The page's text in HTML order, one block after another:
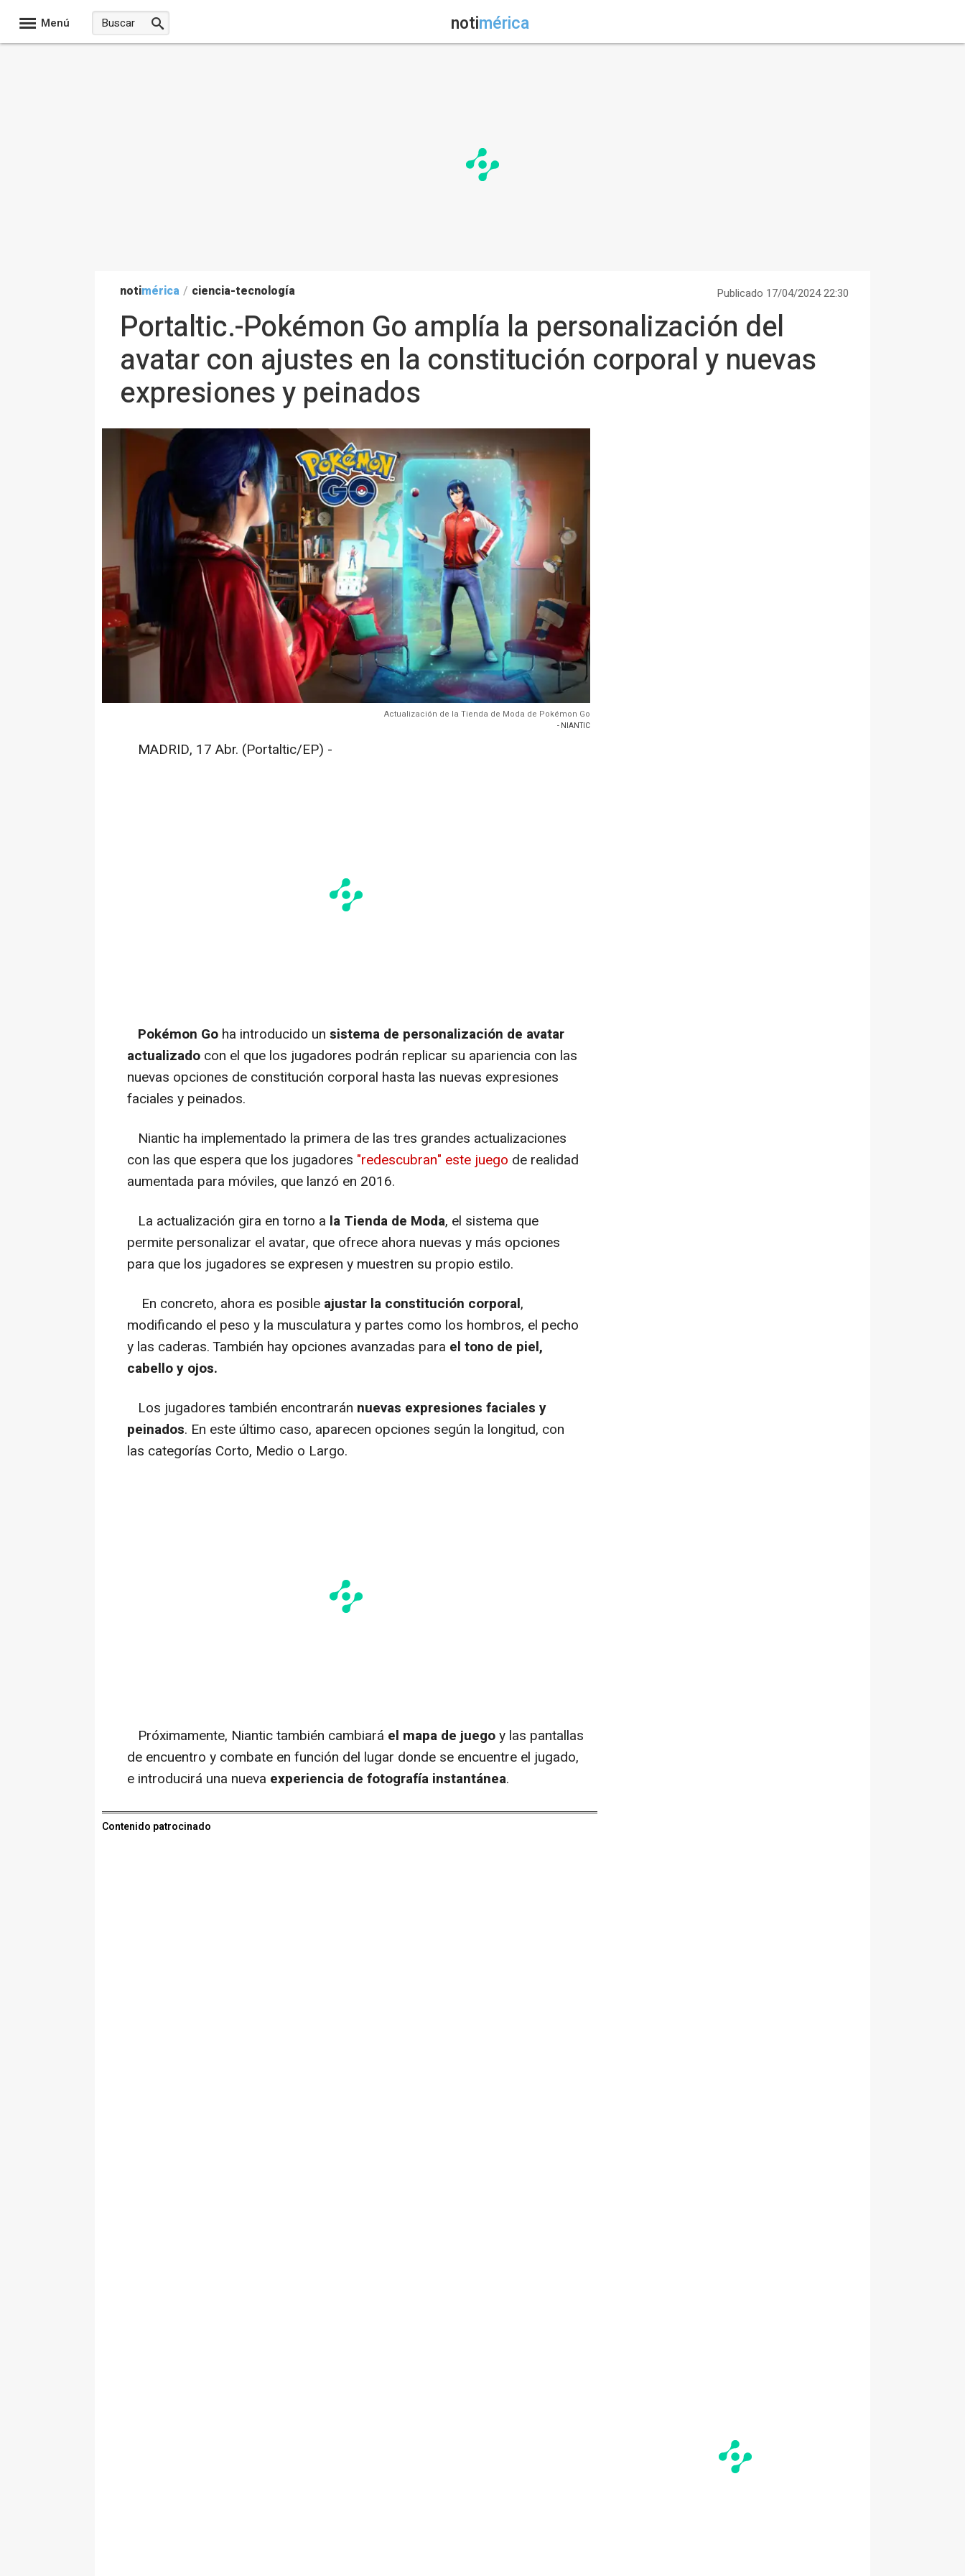
Menú notimérica
notimérica / ciencia-tecnología Publicado 17/04/2024 22:30
Portaltic.-Pokémon Go amplía la personalización del
avatar con ajustes en la constitución corporal y nuevas
expresiones y peinados
Actualización de la Tienda de Moda de Pokémon Go
- NIANTIC
MADRID, 17 Abr. (Portaltic/EP) -
Pokémon Go ha introducido un sistema de personalización de avatar
actualizado con el que los jugadores podrán replicar su apariencia con las
nuevas opciones de constitución corporal hasta las nuevas expresiones
faciales y peinados.
Niantic ha implementado la primera de las tres grandes actualizaciones
con las que espera que los jugadores "redescubran" este juego de realidad
aumentada para móviles, que lanzó en 2016.
La actualización gira en torno a la Tienda de Moda, el sistema que
permite personalizar el avatar, que ofrece ahora nuevas y más opciones
para que los jugadores se expresen y muestren su propio estilo.
En concreto, ahora es posible ajustar la constitución corporal,
modificando el peso y la musculatura y partes como los hombros, el pecho
y las caderas. También hay opciones avanzadas para el tono de piel,
cabello y ojos.
Los jugadores también encontrarán nuevas expresiones faciales y
peinados. En este último caso, aparecen opciones según la longitud, con
las categorías Corto, Medio o Largo.
Próximamente, Niantic también cambiará el mapa de juegoy las pantallas
de encuentro y combate en función del lugar donde se encuentre el jugado,
e introducirá una nueva experiencia de fotografía instantánea.
Contenido patrocinado